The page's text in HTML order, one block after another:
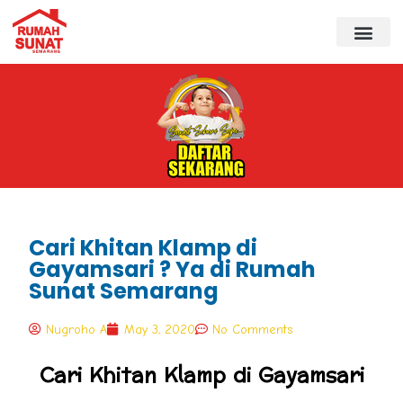
Cari Khitan Klamp di
Gayamsari ? Ya di Rumah
Sunat Semarang
Nugroho A May 3, 2020 No Comments
Cari Khitan Klamp di Gayamsari